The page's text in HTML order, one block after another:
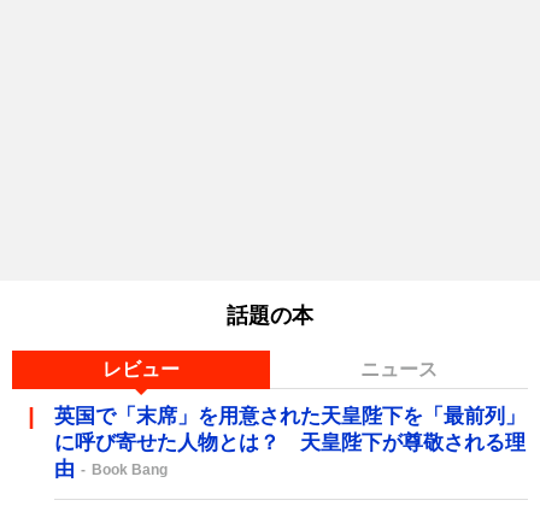
話題の本
レビュー ニュース
英国で「末席」を用意された天皇陛下を「最前列」
に呼び寄せた人物とは？ 天皇陛下が尊敬される理
由
Book Bang